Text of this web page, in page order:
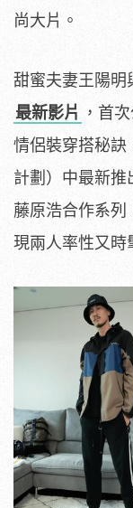
尚大片。
甜蜜夫妻王陽明
最新影片 ，首
情侶裝穿搭秘訣
計劃）中最新
藤原浩合作系列
現兩人率性又時